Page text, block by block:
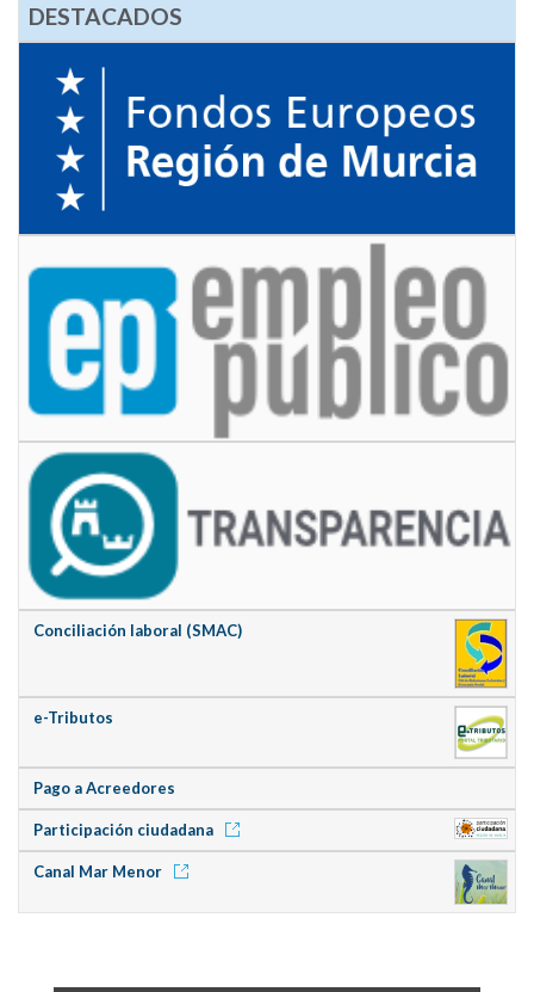
DESTACADOS
Conciliación laboral (SMAC)
e-Tributos
Pago a Acreedores
Participación ciudadana
Canal Mar Menor